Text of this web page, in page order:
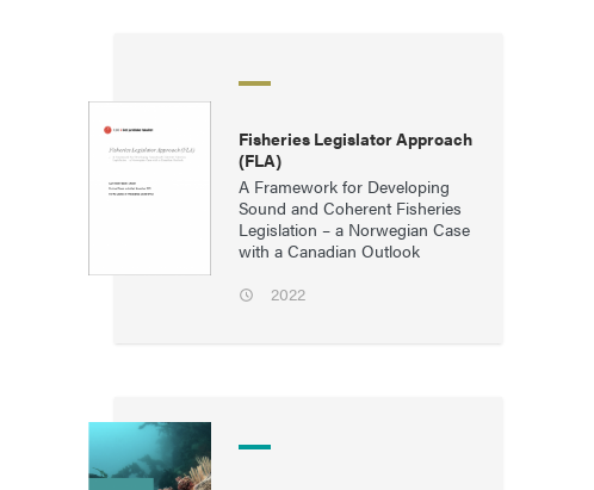
Fisheries Legislator Approach
(FLA)
A Framework for Developing
Sound and Coherent Fisheries
Legislation – a Norwegian Case
with a Canadian Outlook
2022